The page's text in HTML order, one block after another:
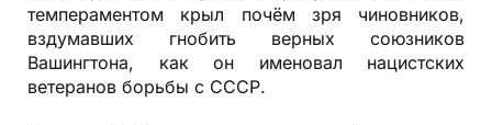
темпераментом крыл почём зря чиновников,
вздумавших гнобить верных союзников
Вашингтона, как он именовал нацистских
ветеранов борьбы с СССР.